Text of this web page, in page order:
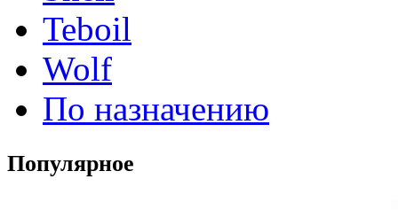
Teboil
Wolf
По назначению
Популярное